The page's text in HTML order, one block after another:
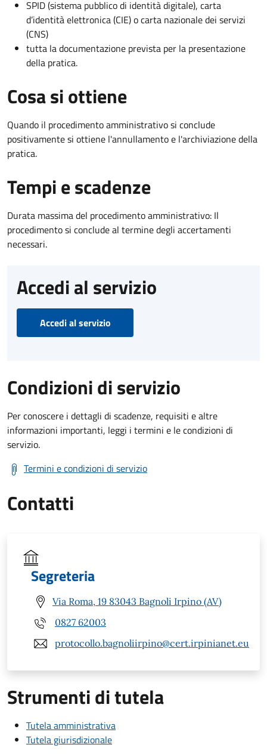
SPID (sistema pubblico di identità digitale), carta
d’identità elettronica (CIE) o carta nazionale dei servizi
(CNS)
tutta la documentazione prevista per la presentazione
della pratica.
Cosa si ottiene
Quando il procedimento amministrativo si conclude
positivamente si ottiene l'annullamento e l'archiviazione della
pratica.
Tempi e scadenze
Durata massima del procedimento amministrativo: Il
procedimento si conclude al termine degli accertamenti
necessari.
Accedi al servizio
Accedi al servizio
Condizioni di servizio
Per conoscere i dettagli di scadenze, requisiti e altre
informazioni importanti, leggi i termini e le condizioni di
servizio.
Termini e condizioni di servizio
Contatti
Segreteria
Via Roma, 19 83043 Bagnoli Irpino (AV)
0827 62003
protocollo.bagnoliirpino@cert.irpinianet.eu
Strumenti di tutela
Tutela amministrativa
Tutela giurisdizionale